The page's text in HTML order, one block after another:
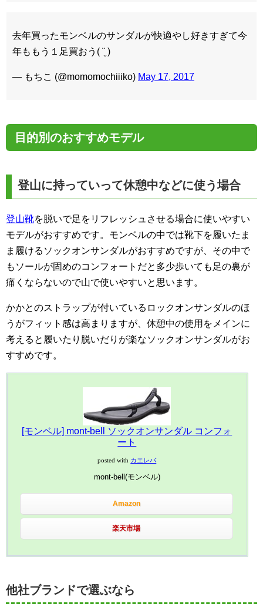
去年買ったモンベルのサンダルが快適やし好きすぎて今
年ももう１足買おう( ¨̮ )
— もちこ (@momomochiiiko) May 17, 2017
目的別のおすすめモデル
登山に持っていって休憩中などに使う場合
登山靴を脱いで足をリフレッシュさせる場合に使いやすい
モデルがおすすめです。モンベルの中では靴下を履いたま
ま履けるソックオンサンダルがおすすめですが、その中で
もソールが固めのコンフォートだと多少歩いても足の裏が
痛くならないので山で使いやすいと思います。
かかとのストラップが付いているロックオンサンダルのほ
うがフィット感は高まりますが、休憩中の使用をメインに
考えると履いたり脱いだりが楽なソックオンサンダルがお
すすめです。
[モンベル] mont-bell ソックオンサンダル コンフォ
ート
posted with カエレバ
mont-bell(モンベル)
Amazon
楽天市場
他社ブランドで選ぶなら